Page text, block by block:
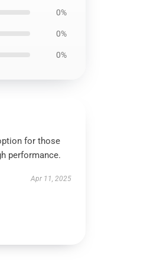
0%
0%
0%
for those
performance.
Apr 11, 2025